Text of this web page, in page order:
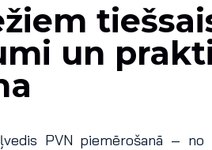
un
PVN piemērošanā – no